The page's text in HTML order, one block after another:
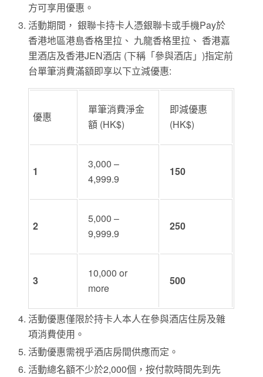
方可享用優惠。
活動期間， 銀聯卡持卡人憑銀聯卡或手機Pay於
香港地區港島香格里拉、 九龍香格里拉、 香港嘉
里酒店及香港JEN酒店 (下稱「參與酒店」)指定前
台單筆消費滿額即享以下立減優惠:
優惠
單筆消費淨金
額 (HK$)
即減優惠
(HK$)
1
3,000 –
4,999.9
150
2
5,000 –
9,999.9
250
3
10,000 or
more
500
活動優惠僅限於持卡人本人在參與酒店住房及雜
項消費使用。
活動優惠需視乎酒店房間供應而定 。
活動總名額不少於2,000個，按付款時間先到先